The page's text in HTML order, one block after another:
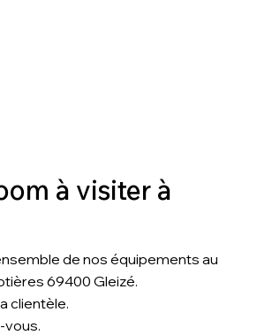
à visiter à
de nos équipements au
69400 Gleizé.
clientèle.
vous.